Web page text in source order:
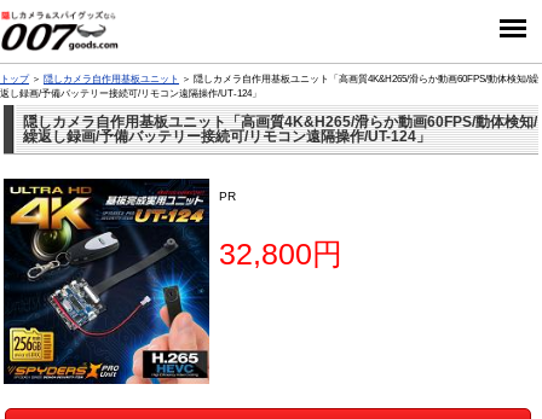
トップ 隠しカメラ自作用基板ユニット
隠しカメラ自作用基板ユニット「高画質4K&H265/滑らか動画60FPS/動体検知/繰
返し録画/予備バッテリー接続可/リモコン遠隔操作/UT-124」
隠しカメラ自作用基板ユニット「高画質4K&H265/滑らか動画60FPS/動体検知/
繰返し録画/予備バッテリー接続可/リモコン遠隔操作/UT-124」
PR
32,800円